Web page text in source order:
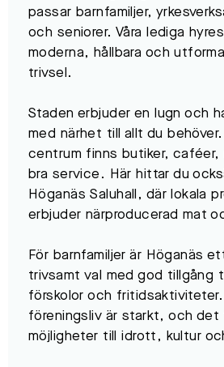
passar barnfamiljer,
och seniorer. Våra lediga
moderna, hållbara och
trivsel.
Staden erbjuder en lugn och
med närhet till allt du
centrum finns butiker, caféer,
bra service. Här hittar du
Höganäs Saluhall, där lokala
erbjuder närproducerad mat
För barnfamiljer är Höganäs
trivsamt val med god tillgång
förskolor och
föreningsliv är starkt, och
möjligheter till idrott, kultur